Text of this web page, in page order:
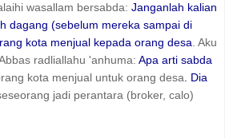
wasallam bersabda: Janganlah kalian
dagang (sebelum mereka sampai di
kota menjual kepada orang desa . Aku
radliallahu 'anhuma: Apa arti sabda
kota menjual untuk orang desa . Dia
jadi perantara (broker, calo)